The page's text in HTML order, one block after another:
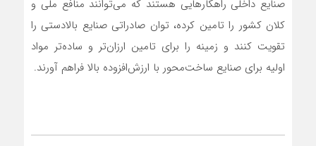
صنایع داخلی راهکارهایی هستند که می‌توانند منافع ملی و
کلان کشور را تامین کرده، توان صادراتی صنایع بالادستی را
تقویت کنند و زمینه را برای تامین ارزان‌تر و ساده‌تر مواد
اولیه برای صنایع ساخت‌محور با ارزش‌افزوده بالا فراهم آورند.